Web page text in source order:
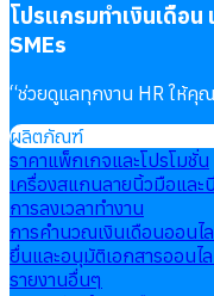
โปรแกรมทำเงินเดือน
SMEs
“ช่วยดูแลทุกงาน HR ให้คุณ
ผลิตภัณฑ์
ราคาแพ็กเกจและโปรโมชั่น
เครื่องสแกนลายนิ้วมือและ
การลงเวลาทำงาน
การคำนวณเงินเดือนออนไ
ยื่นและอนุมัติเอกสารออนไ
รายงานอื่นๆ